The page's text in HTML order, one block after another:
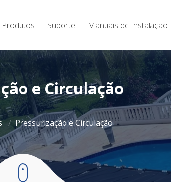
Produtos Suporte Manuais de Instalação
e Circulação
Pressurização e Circulação